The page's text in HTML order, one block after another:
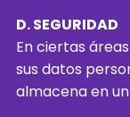
D. SEGURIDAD
En ciertas
sus datos
almacena en